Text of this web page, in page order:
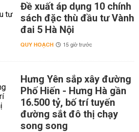
Đề xuất áp dụng 10 chính
sách đặc thù đầu tư Vành
đai 5 Hà Nội
QUY HOẠCH 15 giờ trước
Hưng Yên sắp xây đường
Phố Hiến - Hưng Hà gần
16.500 tỷ, bố trí tuyến
đường sắt đô thị chạy
song song